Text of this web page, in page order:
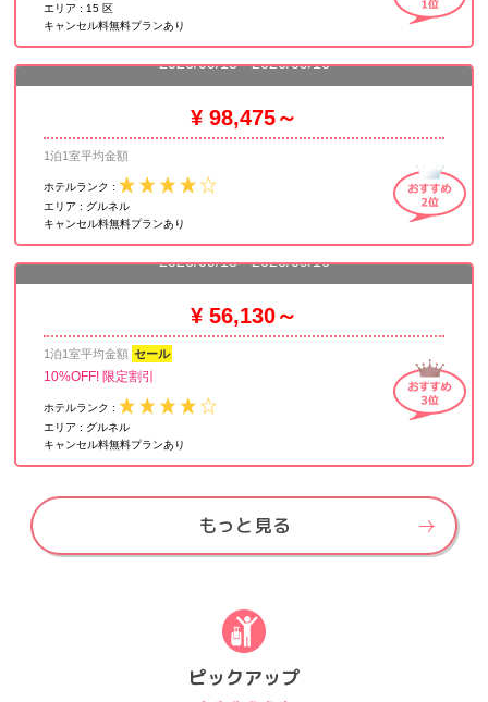
エリア : 15 区
キャンセル料無料プランあり
2026/09/15 - 2026/09/16
¥ 98,475～
1泊1室平均金額
ホテルランク :
エリア : グルネル
キャンセル料無料プランあり
アパートホテル アダージョ パリ サントル トゥール エッフェ
2026/09/15 - 2026/09/16
¥ 56,130～
1泊1室平均金額 セール
10%OFF! 限定割引
ホテルランク :
エリア : グルネル
キャンセル料無料プランあり
もっと見る
ピックアップ